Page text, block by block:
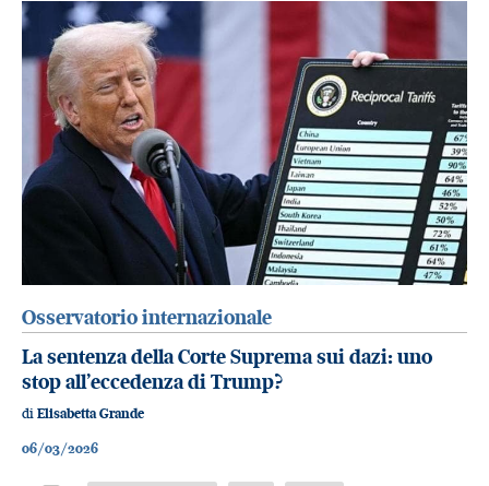
Osservatorio internazionale
La sentenza della Corte Suprema sui dazi: uno
stop all’eccedenza di Trump?
di Elisabetta Grande
06/03/2026